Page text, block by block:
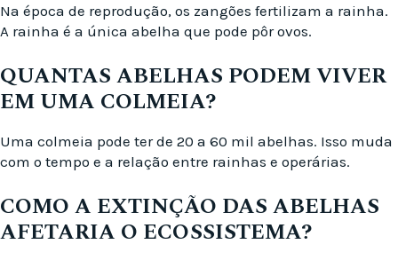
Na época de reprodução, os zangões fertilizam a rainha.
A rainha é a única abelha que pode pôr ovos.
QUANTAS ABELHAS PODEM VIVER
EM UMA COLMEIA?
Uma colmeia pode ter de 20 a 60 mil abelhas. Isso muda
com o tempo e a relação entre rainhas e operárias.
COMO A EXTINÇÃO DAS ABELHAS
AFETARIA O ECOSSISTEMA?